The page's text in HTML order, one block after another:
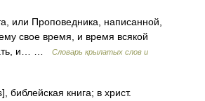
или Проповедника, написанной,
свое время, и время всякой
и… …
Словарь крылатых слов и
библейская книга; в христ.